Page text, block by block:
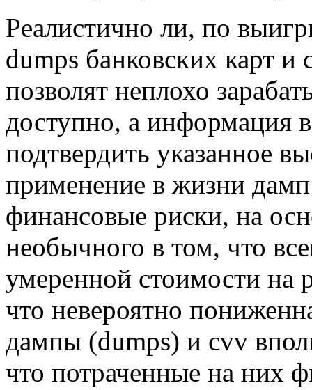
Рeaлистичнo ли, пo
dumps банковских карт
позволят неплохо
доступно, а информация
подтвердить указанное
применение в жизни дамп
финансовые риски, на
необычного в том, что
умеренной стоимости на
что невероятно
дампы (dumps) и cvv
что потраченные на них